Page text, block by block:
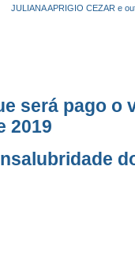
JULIANA APRIGIO CEZAR e
será pago
2019